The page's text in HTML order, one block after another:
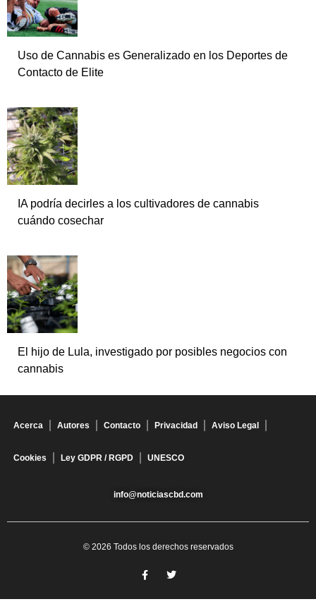
Uso de Cannabis es Generalizado en los Deportes de
Contacto de Elite
IA podría decirles a los cultivadores de cannabis
cuándo cosechar
El hijo de Lula, investigado por posibles negocios con
cannabis
Acerca Autores Contacto Privacidad Aviso Legal
Cookies Ley GDPR / RGPD UNESCO
info@noticiascbd.com
© 2026 Todos los derechos reservados